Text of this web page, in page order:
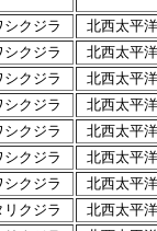
シクジラ
北西太平洋
シクジラ
北西太平洋
シクジラ
北西太平洋
シクジラ
北西太平洋
シクジラ
北西太平洋
シクジラ
北西太平洋
シクジラ
北西太平洋
リクジラ
北西太平洋